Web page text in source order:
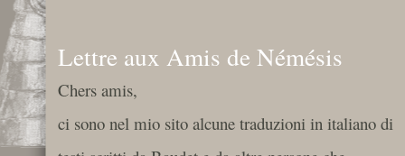
Lettre aux Amis de Némésis
Chers amis,
ci sono nel mio sito alcune traduzioni in italiano di